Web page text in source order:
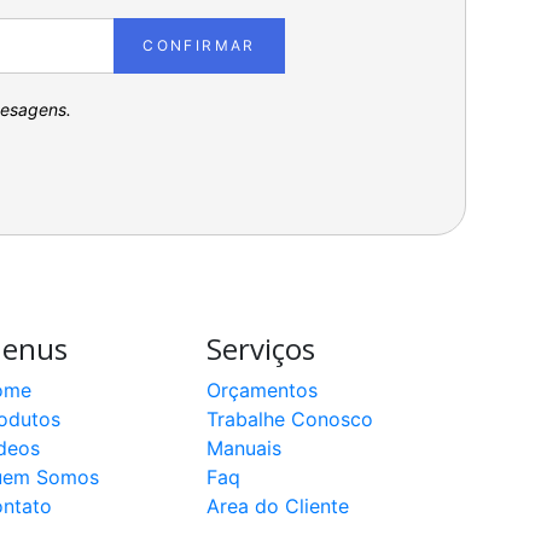
CONFIRMAR
Somos
Serviços
Orçamentos
Trabalhe Conosco
Manuais
Faq
Area do Cliente